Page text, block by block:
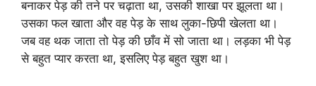
बनाकर पेड़ की तने पर चढ़ाता था, उसकी शाखा पर झूलता था।
उसका फल खाता और वह पेड़ के साथ लुका-छिपी खेलता था।
जब वह थक जाता तो पेड़ की छाँव में सो जाता था। लड़का भी पेड़
से बहुत प्यार करता था, इसलिए पेड़ बहुत खुश था।